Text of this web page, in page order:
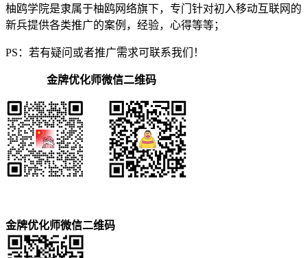
柚鸥学院是隶属于柚鸥网络旗下，专门针对初入移动互联网的
新兵提供各类推广的案例，经验，心得等等；
PS：若有疑问或者推广需求可联系我们！
金牌优化师微信二维码
金牌优化师微信二维码